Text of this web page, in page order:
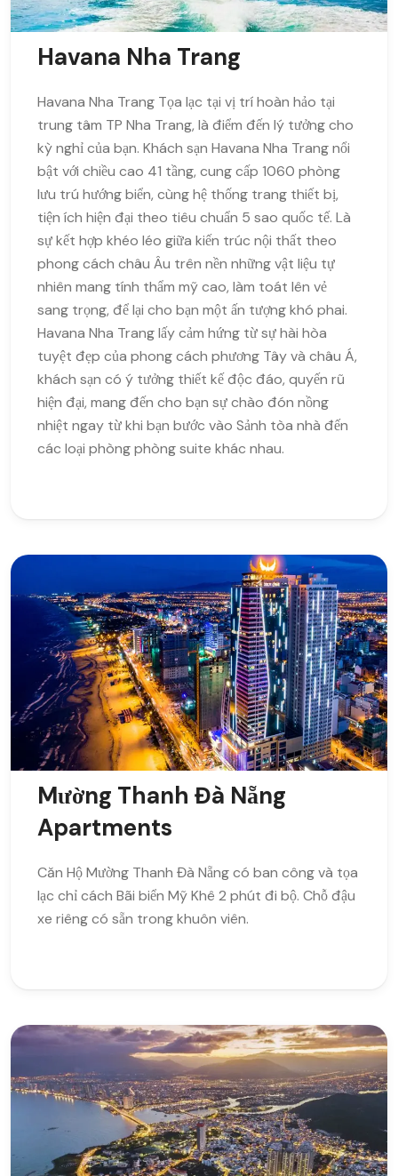
Havana Nha Trang
Havana Nha Trang Tọa lạc tại vị trí hoàn hảo tại
trung tâm TP Nha Trang, là điểm đến lý tưởng cho
kỳ nghỉ của bạn. Khách sạn Havana Nha Trang nổi
bật với chiều cao 41 tầng, cung cấp 1060 phòng
lưu trú hướng biển, cùng hệ thống trang thiết bị,
tiện ích hiện đại theo tiêu chuẩn 5 sao quốc tế. Là
sự kết hợp khéo léo giữa kiến trúc nội thất theo
phong cách châu Âu trên nền những vật liệu tự
nhiên mang tính thẩm mỹ cao, làm toát lên vẻ
sang trọng, để lại cho bạn một ấn tượng khó phai.
Havana Nha Trang lấy cảm hứng từ sự hài hòa
tuyệt đẹp của phong cách phương Tây và châu Á,
khách sạn có ý tưởng thiết kế độc đáo, quyến rũ
hiện đại, mang đến cho bạn sự chào đón nồng
nhiệt ngay từ khi bạn bước vào Sảnh tòa nhà đến
các loại phòng phòng suite khác nhau.
Mường Thanh Đà Nẵng
Apartments
Căn Hộ Mường Thanh Đà Nẵng có ban công và tọa
lạc chỉ cách Bãi biển Mỹ Khê 2 phút đi bộ. Chỗ đậu
xe riêng có sẵn trong khuôn viên.